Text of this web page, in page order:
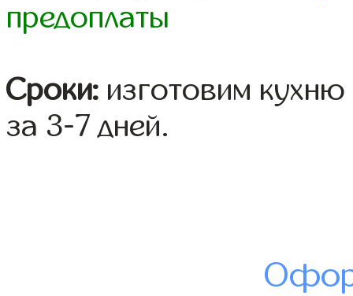
предоплаты
Сроки: изготовим
за 3-7 дней.